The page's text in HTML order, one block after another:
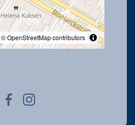
© OpenStreetMap contributors